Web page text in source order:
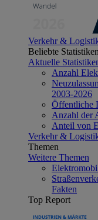
Verkehr &
Beliebte Statistiken
Aktuelle
Anzahl
2003-2026
Öffentliche
Anzahl der
Anteil von
Verkehr &
Themen
Weitere Themen
Fakten
Top Report